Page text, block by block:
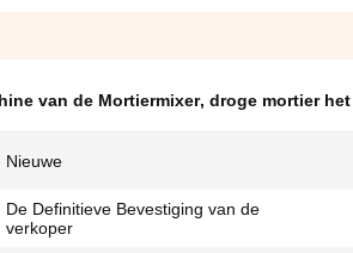
van de Mortiermixer, droge mortier
Nieuwe
De Definitieve Bevestiging van de
verkoper